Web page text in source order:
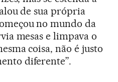
de sua própria
no mundo da
mesas e limpava o
coisa, não é justo
diferente”.